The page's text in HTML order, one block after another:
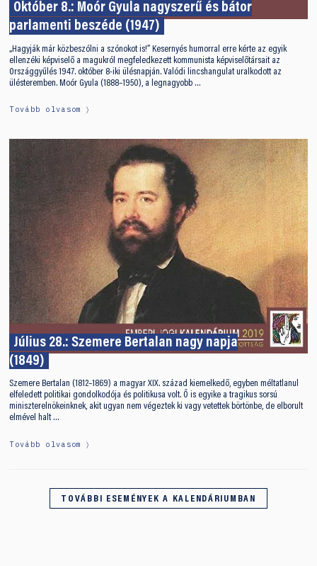
Október 8.: Moór Gyula nagyszerű és bátor
parlamenti beszéde (1947)
„Hagyják már közbeszólni a szónokot is!” Kesernyés humorral erre kérte az egyik
ellenzéki képviselő a magukról megfeledkezett kommunista képviselőtársait az
Országgyűlés 1947. október 8-iki ülésnapján. Valódi lincshangulat uralkodott az
ülésteremben. Moór Gyula (1888–1950), a legnagyobb …
Tovább olvasom
Július 28.: Szemere Bertalan nagy napja
(1849)
Szemere Bertalan (1812–1869) a magyar XIX. század kiemelkedő, egyben méltatlanul
elfeledett politikai gondolkodója és politikusa volt. Ő is egyike a tragikus sorsú
miniszterelnökeinknek, akit ugyan nem végeztek ki vagy vetettek börtönbe, de elborult
elmével halt …
Tovább olvasom
TOVÁBBI ESEMÉNYEK A KALENDÁRIUMBAN